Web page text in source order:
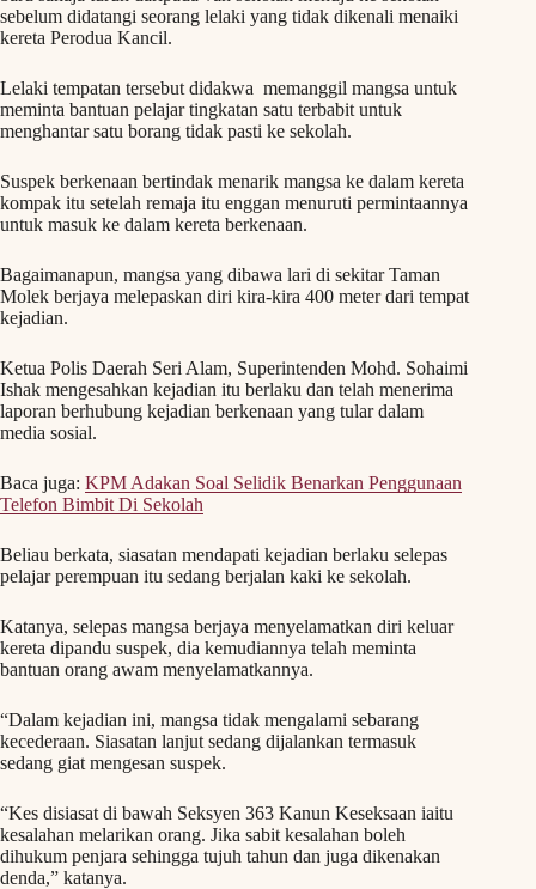
sebelum didatangi seorang lelaki yang tidak dikenali menaiki
kereta Perodua Kancil.
Lelaki tempatan tersebut didakwa memanggil mangsa untuk
meminta bantuan pelajar tingkatan satu terbabit untuk
menghantar satu borang tidak pasti ke sekolah.
Suspek berkenaan bertindak menarik mangsa ke dalam kereta
kompak itu setelah remaja itu enggan menuruti permintaannya
untuk masuk ke dalam kereta berkenaan.
Bagaimanapun, mangsa yang dibawa lari di sekitar Taman
Molek berjaya melepaskan diri kira-kira 400 meter dari tempat
kejadian.
Ketua Polis Daerah Seri Alam, Superintenden Mohd. Sohaimi
Ishak mengesahkan kejadian itu berlaku dan telah menerima
laporan berhubung kejadian berkenaan yang tular dalam
media sosial.
Baca juga: KPM Adakan Soal Selidik Benarkan Penggunaan
Telefon Bimbit Di Sekolah
Beliau berkata, siasatan mendapati kejadian berlaku selepas
pelajar perempuan itu sedang berjalan kaki ke sekolah.
Katanya, selepas mangsa berjaya menyelamatkan diri keluar
kereta dipandu suspek, dia kemudiannya telah meminta
bantuan orang awam menyelamatkannya.
“Dalam kejadian ini, mangsa tidak mengalami sebarang
kecederaan. Siasatan lanjut sedang dijalankan termasuk
sedang giat mengesan suspek.
“Kes disiasat di bawah Seksyen 363 Kanun Keseksaan iaitu
kesalahan melarikan orang. Jika sabit kesalahan boleh
dihukum penjara sehingga tujuh tahun dan juga dikenakan
denda,” katanya.